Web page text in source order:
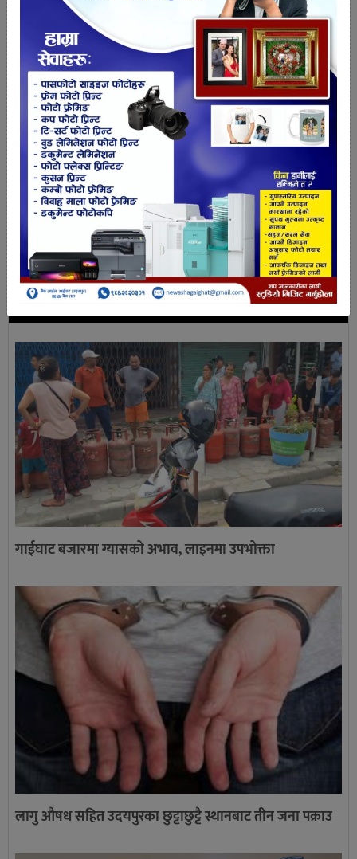
ताजा खबर
गाईघाट बजारमा ग्यासको अभाव, लाइनमा उपभोक्ता
लागु औषध सहित उदयपुरका छुट्टाछुट्टै स्थानबाट तीन जना पक्राउ